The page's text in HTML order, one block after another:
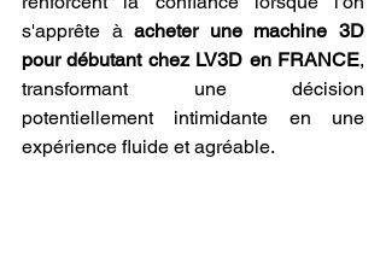
s'apprête à acheter une machine 3D
pour débutant chez LV3D en FRANCE,
transformant une décision
potentiellement intimidante en une
expérience fluide et agréable.